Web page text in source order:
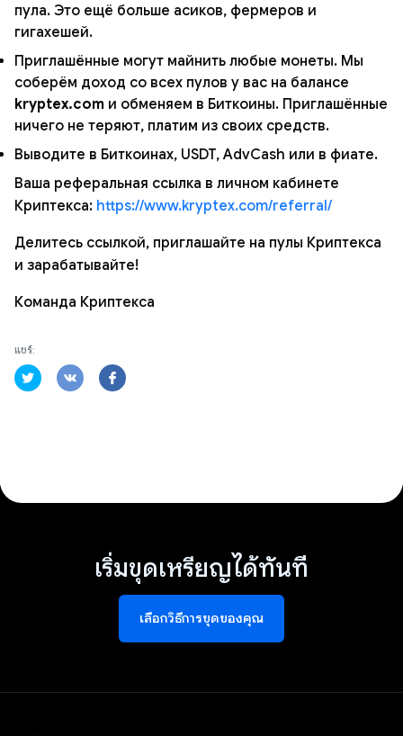
пула. Это ещё больше асиков, фермеров и
гигахешей.
Приглашённые могут майнить любые монеты. Мы
соберём доход со всех пулов у вас на балансе
kryptex.com и обменяем в Биткоины. Приглашённые
ничего не теряют, платим из своих средств.
Выводите в Биткоинах, USDT, AdvCash или в фиате.
Ваша реферальная ссылка в личном кабинете
Криптекса: https://www.kryptex.com/referral/
Делитесь ссылкой, приглашайте на пулы Криптекса
и зарабатывайте!
Команда Криптекса
แชร์:
เริ่มขุดเหรียญได้ทันที
เลือกวิธีการขุดของคุณ